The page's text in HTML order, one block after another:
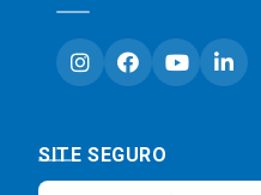
SITE SEGURO